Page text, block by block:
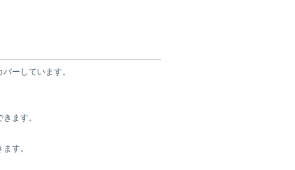
ーしています。
ます。
す。